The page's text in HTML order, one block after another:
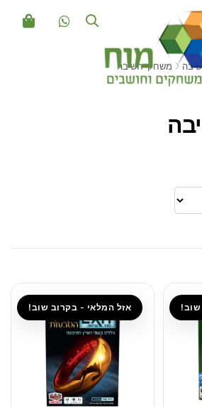
משחקי חשיבה
אזל המלאי - בקרוב שוב!